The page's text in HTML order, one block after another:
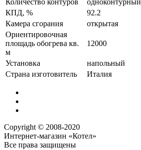
Количество контуров
одноконтурный
КПД, %
92.2
Камера сгорания
открытая
Ориентировочная
площадь обогрева кв.
м
12000
Установка
напольный
Страна изготовитель
Италия
Copyright © 2008-2020
Интернет-магазин «Котел»
Все права защищены